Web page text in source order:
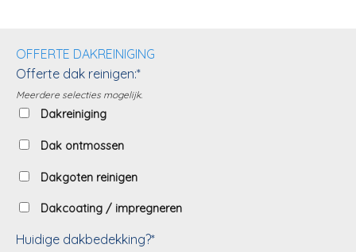
OFFERTE DAKREINIGING
Offerte dak reinigen:*
Meerdere selecties mogelijk.
Dakreiniging
Dak ontmossen
Dakgoten reinigen
Dakcoating / impregneren
Huidige dakbedekking?*